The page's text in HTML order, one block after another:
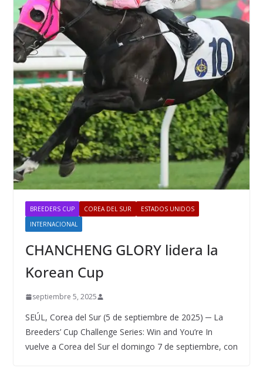
BREEDERS CUP COREA DEL SUR
ESTADOS UNIDOS
INTERNACIONAL
CHANCHENG GLORY lidera la
Korean Cup
septiembre 5, 2025
SEÚL, Corea del Sur (5 de septiembre de 2025) ─ La
Breeders’ Cup Challenge Series: Win and You’re In
vuelve a Corea del Sur el domingo 7 de septiembre, con